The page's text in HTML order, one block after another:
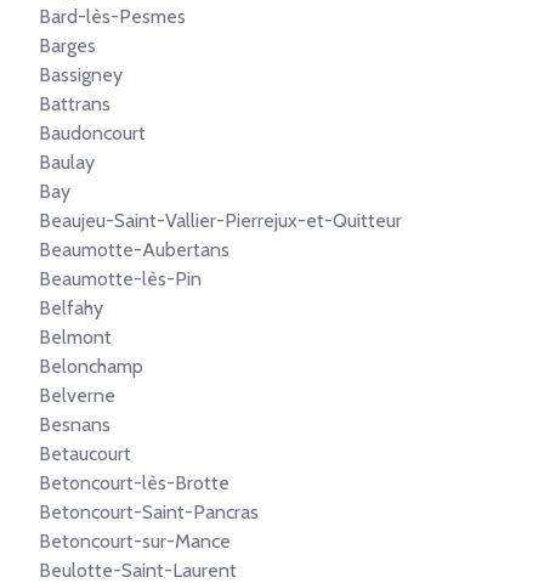
Bard-lès-Pesmes
Barges
Bassigney
Battrans
Baudoncourt
Baulay
Bay
Beaujeu-Saint-Vallier-Pierrejux-et-Quitteur
Beaumotte-Aubertans
Beaumotte-lès-Pin
Belfahy
Belmont
Belonchamp
Belverne
Besnans
Betaucourt
Betoncourt-lès-Brotte
Betoncourt-Saint-Pancras
Betoncourt-sur-Mance
Beulotte-Saint-Laurent